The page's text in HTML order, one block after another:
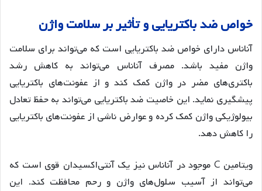
خواصضدباکتریاییوتأثیربرسلامتواژن
آناناس دارای خواص ضد باکتریایی است که می‌تواند برای سلامت
واژن مفید باشد. مصرف آناناس می‌تواند به کاهش رشد
باکتری‌های مضر در واژن کمک کند و از عفونت‌های باکتریایی
پیشگیری نماید. این خاصیت ضد باکتریایی می‌تواند به حفظ تعادل
بیولوژیکی واژن کمک کرده و عوارض ناشی از عفونت‌های باکتریایی
را کاهش دهد.
ویتامین C موجود در آناناس نیز یک آنتی‌اکسیدان قوی است که
می‌تواند از آسیب سلول‌های واژن و رحم محافظت کند. این